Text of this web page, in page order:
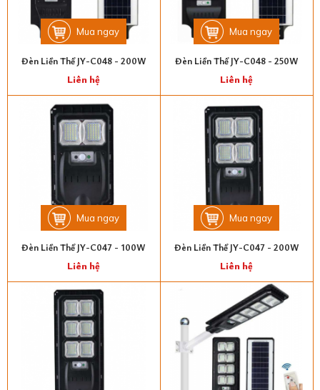
Mua ngay
Đèn Liền Thể JY-C048 - 200W
Liên hệ
Mua ngay
Đèn Liền Thể JY-C048 - 250W
Liên hệ
Mua ngay
Đèn Liền Thể JY-C047 - 100W
Liên hệ
Mua ngay
Đèn Liền Thể JY-C047 - 200W
Liên hệ